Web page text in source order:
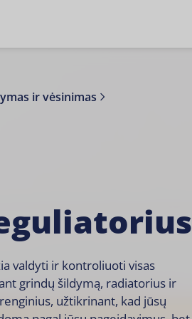
ir vėsinimas
valdyti ir kontroliuoti visas
grindų šildymą, radiatorius ir
užtikrinant, kad jūsų